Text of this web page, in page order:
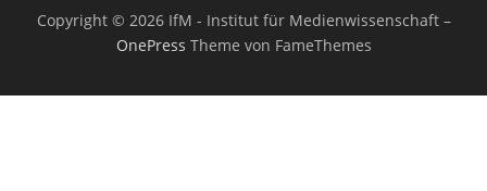
Copyright © 2026 IfM - Institut für Medienwissenschaft –
OnePress Theme von FameThemes